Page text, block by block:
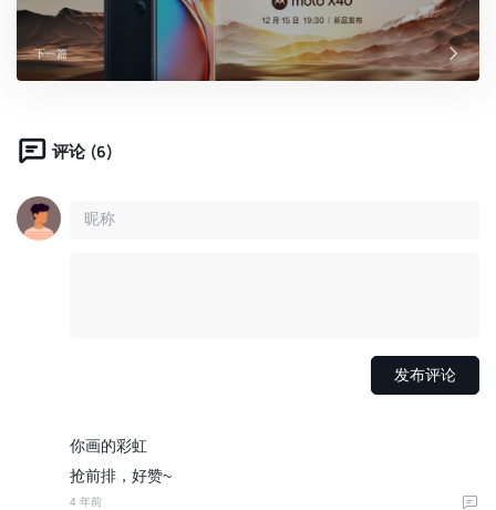
下一篇
评论 (6)
你画的彩虹
抢前排，好赞~
4 年前